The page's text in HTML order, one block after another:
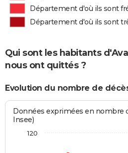
Département d'où ils sont
Département d'où ils sont
Qui sont les habitants
nous ont quittés ?
Evolution du nombre de
Données exprimées en nombre
Insee)
120